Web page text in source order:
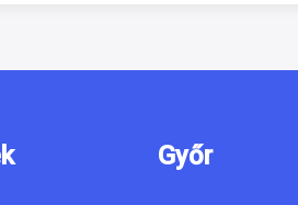
Győr